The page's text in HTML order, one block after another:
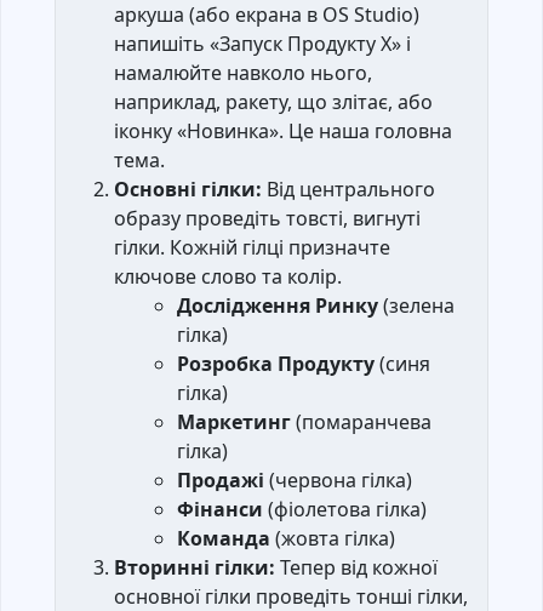
аркуша (або екрана в OS Studio)
напишіть «Запуск Продукту X» і
намалюйте навколо нього,
наприклад, ракету, що злітає, або
іконку «Новинка». Це наша головна
тема.
Основні гілки: Від центрального
образу проведіть товсті, вигнуті
гілки. Кожній гілці призначте
ключове слово та колір.
Дослідження Ринку(зелена
гілка)
Розробка Продукту(синя
гілка)
Маркетинг(помаранчева
гілка)
Продажі (червона гілка)
Фінанси (фіолетова гілка)
Команда (жовта гілка)
Вторинні гілки: Тепер від кожної
основної гілки проведіть тонші гілки,